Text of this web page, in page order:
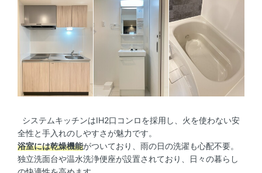
システムキッチンはIH2口コンロを採用し、火を使わない安
全性と手入れのしやすさが魅力です。
浴室には乾燥機能がついており、雨の日の洗濯も心配不要。
独立洗面台や温水洗浄便座が設置されており、日々の暮らし